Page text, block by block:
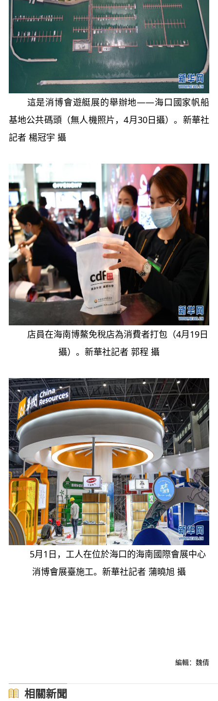
這是消博會遊艇展的舉辦地——海口國家帆船
基地公共碼頭（無人機照片，4月30日攝）。新華社
記者 楊冠宇 攝
店員在海南博鰲免稅店為消費者打包（4月19日
攝）。新華社記者 郭程 攝
5月1日，工人在位於海口的海南國際會展中心
消博會展臺施工。新華社記者 蒲曉旭 攝
編輯：魏倩
相關新聞